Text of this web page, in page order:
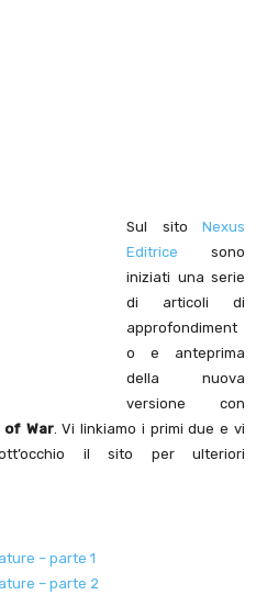
Sul sito Nexus
Editrice sono
iniziati una serie
di articoli di
approfondiment
o e anteprima
della nuova
versione con
of War. Vi linkiamo i primi due e vi
il sito per ulteriori
– parte 1
– parte 2